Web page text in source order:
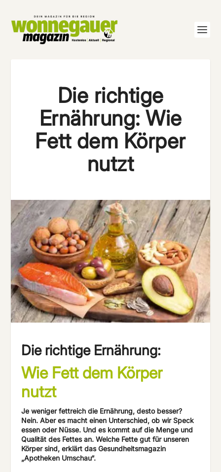
Die richtige
Ernährung: Wie
Fett dem Körper
nutzt
Die richtige Ernährung:
Wie Fett dem Körper
nutzt
Je weniger fettreich die Ernährung, desto besser?
Nein. Aber es macht einen Unterschied, ob wir Speck
essen oder Nüsse. Und es kommt auf die Menge und
Qualität des Fettes an. Welche Fette gut für unseren
Körper sind, erklärt das Gesundheitsmagazin
„Apotheken Umschau“.